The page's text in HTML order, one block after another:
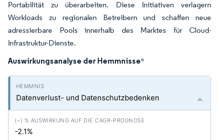
Portabilität zu überarbeiten. Diese Initiativen verlagern
Workloads zu regionalen Betreibern und schaffen neue
adressierbare Pools innerhalb des Marktes für Cloud-
Infrastruktur-Dienste.
Auswirkungsanalyse der Hemmnisse*
Datenverlust- und Datenschutzbedenken
-2.1%